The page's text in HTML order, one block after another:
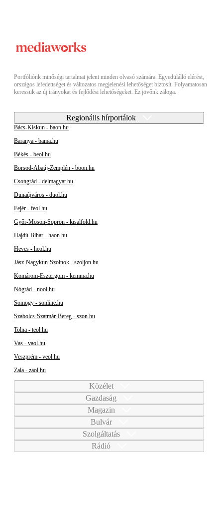
Portfóliónk minőségi tartalmat jelent minden olvasó számára. Egyedülálló elérést,
országos lefedettséget és változatos megjelenési lehetőséget biztosít. Folyamatosan
keressük az új irányokat és fejlődési lehetőségeket. Ez jövőnk záloga.
Regionális hírportálok
Bács-Kiskun - baon.hu
Baranya - bama.hu
Békés - beol.hu
Borsod-Abaúj-Zemplén - boon.hu
Csongrád - delmagyar.hu
Dunaújváros - duol.hu
Fejér - feol.hu
Győr-Moson-Sopron - kisalfold.hu
Hajdú-Bihar - haon.hu
Heves - heol.hu
Jász-Nagykun-Szolnok - szoljon.hu
Komárom-Esztergom - kemma.hu
Nógrád - nool.hu
Somogy - sonline.hu
Szabolcs-Szatmár-Bereg - szon.hu
Tolna - teol.hu
Vas - vaol.hu
Veszprém - veol.hu
Zala - zaol.hu
Közélet
Gazdaság
Magazin
Bulvár
Szolgáltatás
Rádió